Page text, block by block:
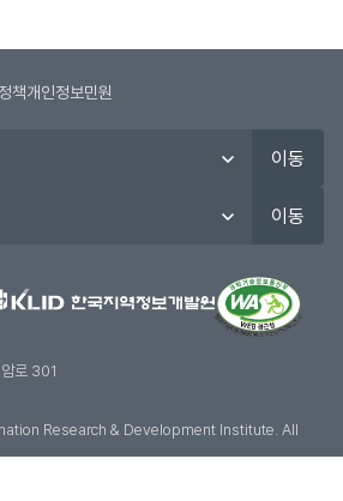
책개인정보민원
이동
이동
로 301
Research & Development Institute. AII